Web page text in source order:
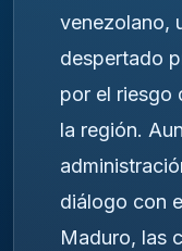
venezolano,
despertado
por el riesgo
la región.
diálogo con
Maduro, las